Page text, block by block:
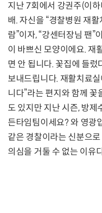
지난 7회에서 강권주(이
배. 자신을 “경찰병원 재
람”이자, “강센터장님 팬”
이 바쁘신 모양이에요. 재
면 안 됩니다. 꽃집에 들렀
보내드립니다. 재활치료
니다”라는 편지와 함께
도 있지만 지난 시즌, 방제
든타임팀이세요? 와 영광
같은 경찰이라는 신분으
의심을 거둘 수 없는 이유